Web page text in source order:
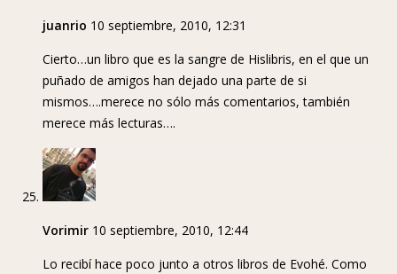
juanrio 10 septiembre, 2010, 12:31
Cierto…un libro que es la sangre de Hislibris, en el que un
puñado de amigos han dejado una parte de si
mismos….merece no sólo más comentarios, también
merece más lecturas….
Vorimir 10 septiembre, 2010, 12:44
Lo recibí hace poco junto a otros libros de Evohé. Como